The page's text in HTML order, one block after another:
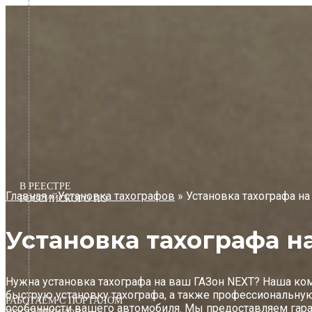
Перейти
содержимому
В РЕЕСТРЕ
РОССИЙСКОГО ПО
РАБОТАЕМ С ПОРТАЛОМ
Главная»Установка тахографов » Установка тахографа
Установка тахографа
Нужна установка тахографа на ваш ГАЗон NEXT? Наша
быструю установку тахографа, а также
особенности вашего автомобиля. Мы предоставляем